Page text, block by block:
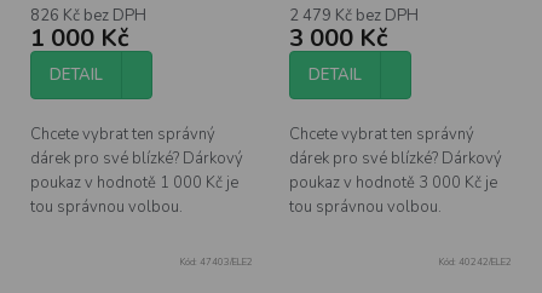
produktu
je
5,0
5
826 Kč bez DPH
1 000 Kč
DETAIL
Chcete vybrat ten správný
dárek pro své blízké? Dárkový
poukaz v hodnotě 1 000 Kč je
tou správnou volbou.
2 479 Kč bez DPH
3 000 Kč
DETAIL
Chcete vybrat ten správný
dárek pro své blízké? Dárkový
poukaz v hodnotě 3 000 Kč je
tou správnou volbou.
Kód: 47403/ELE2 Kód: 40242/ELE2